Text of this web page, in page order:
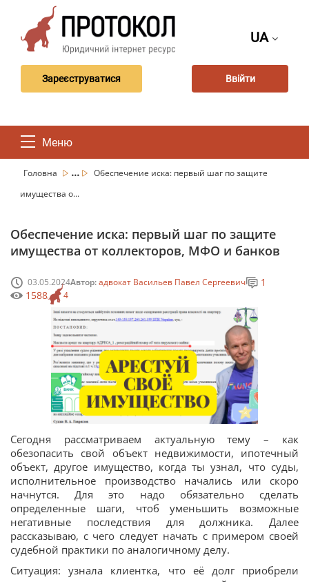
UA
Зареєструватися Ввійти
Меню
Головна ...
Обеспечение иска: первый шаг по защите
имущества о...
Обеспечение иска: первый шаг по защите
имущества от коллекторов, МФО и банков
03.05.2024Автор:адвокат Васильев Павел Сергеевич
4
1
1588
Сегодня рассматриваем актуальную тему – как
обезопасить свой объект недвижимости, ипотечный
объект, другое имущество, когда ты узнал, что суды,
исполнительное производство начались или скоро
начнутся. Для это надо обязательно сделать
определенные шаги, чтоб уменьшить возможные
негативные последствия для должника. Далее
рассказываю, с чего следует начать с примером своей
судебной практики по аналогичному делу.
Ситуация: узнала клиентка, что её долг приобрели